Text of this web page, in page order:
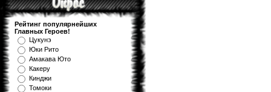
Рейтинг популярнейших
Главных Героев!
Цукунэ
Юки Рито
Амакава Юто
Какеру
Кинджи
Томоки